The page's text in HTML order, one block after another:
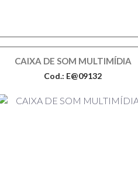
CAIXA DE SOM MULTIMÍDIA
Cod.: E@09132